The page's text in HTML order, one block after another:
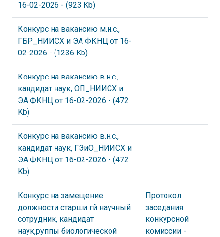
16-02-2026 - (923 Kb)
Конкурс на вакансию м.н.с.,
ГБР_НИИСХ и ЭА ФКНЦ от 16-
02-2026 - (1236 Kb)
Конкурс на вакансию в.н.с.,
кандидат наук, ОП_НИИСХ и
ЭА ФКНЦ от 16-02-2026 - (472
Kb)
Конкурс на вакансию в.н.с.,
кандидат наук, ГЭиО_НИИСХ и
ЭА ФКНЦ от 16-02-2026 - (472
Kb)
Конкурс на замещение
должности старши гй научный
сотрудник, кандидат
наук,руппы биологической
Протокол
заседания
конкурсной
комиссии -